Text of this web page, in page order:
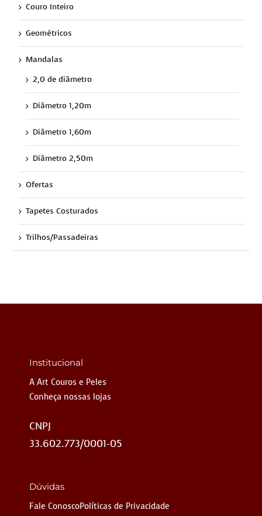
Couro Inteiro
Geométricos
Mandalas
2,0 de diâmetro
Diâmetro 1,20m
Diâmetro 1,60m
Diâmetro 2,50m
Ofertas
Tapetes Costurados
Trilhos/Passadeiras
Institucional
A Art Couros e Peles
Conheça nossas lojas
CNPJ
33.602.773/0001-05
Dúvidas
Fale ConoscoPolíticas de Privacidade